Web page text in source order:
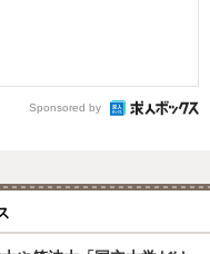
Sponsored by